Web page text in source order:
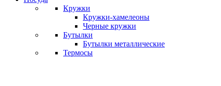
Кружки
Кружки-хамелеоны
Черные кружки
Бутылки
Бутылки металлические
Термосы